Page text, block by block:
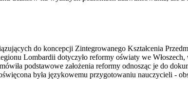
do koncepcji Zintegrowanego Kształcenia
Lombardii dotyczyło reformy oświaty we
podstawowe założenia reformy odnosząc je do
była językowemu przygotowaniu nauczycieli -